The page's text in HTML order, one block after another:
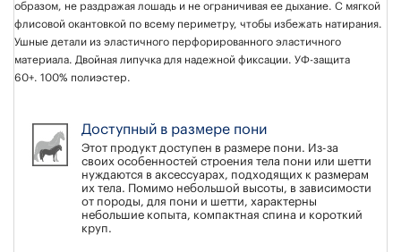
образом, не раздражая лошадь и не ограничивая ее дыхание. С мягкой
флисовой окантовкой по всему периметру, чтобы избежать натирания.
Ушные детали из эластичного перфорированного эластичного
материала. Двойная липучка для надежной фиксации. УФ-защита
60+. 100% полиэстер.
Доступный в размере пони
Этот продукт доступен в размере пони. Из-за
своих особенностей строения тела пони или шетти
нуждаются в аксессуарах, подходящих к размерам
их тела. Помимо небольшой высоты, в зависимости
от породы, для пони и шетти, характерны
небольшие копыта, компактная спина и короткий
круп.